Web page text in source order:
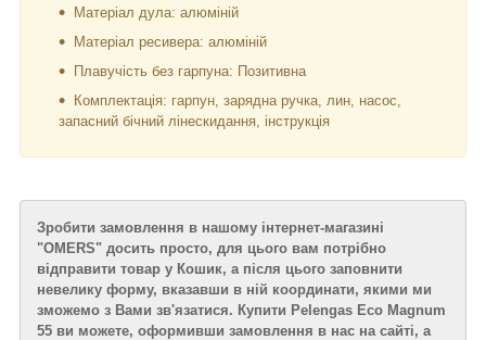
Матеріал дула: алюміній
Матеріал ресивера: алюміній
Плавучість без гарпуна: Позитивна
Комплектація: гарпун, зарядна ручка, лин, насос,
запасний бічний лінескидання, інструкція
Зробити замовлення в нашому інтернет-магазині
"OMERS" досить просто, для цього вам потрібно
відправити товар у Кошик, а після цього заповнити
невелику форму, вказавши в ній координати, якими ми
зможемо з Вами зв'язатися. Купити Pelengas Eco Magnum
55 ви можете, оформивши замовлення в нас на сайті, а